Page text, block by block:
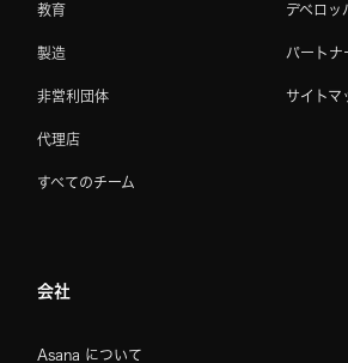
教育
製造
非営利団体
代理店
すべてのチーム
デベロッ
パートナ
サイトマ
会社
Asana について